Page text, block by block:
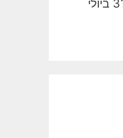
31 ביולי